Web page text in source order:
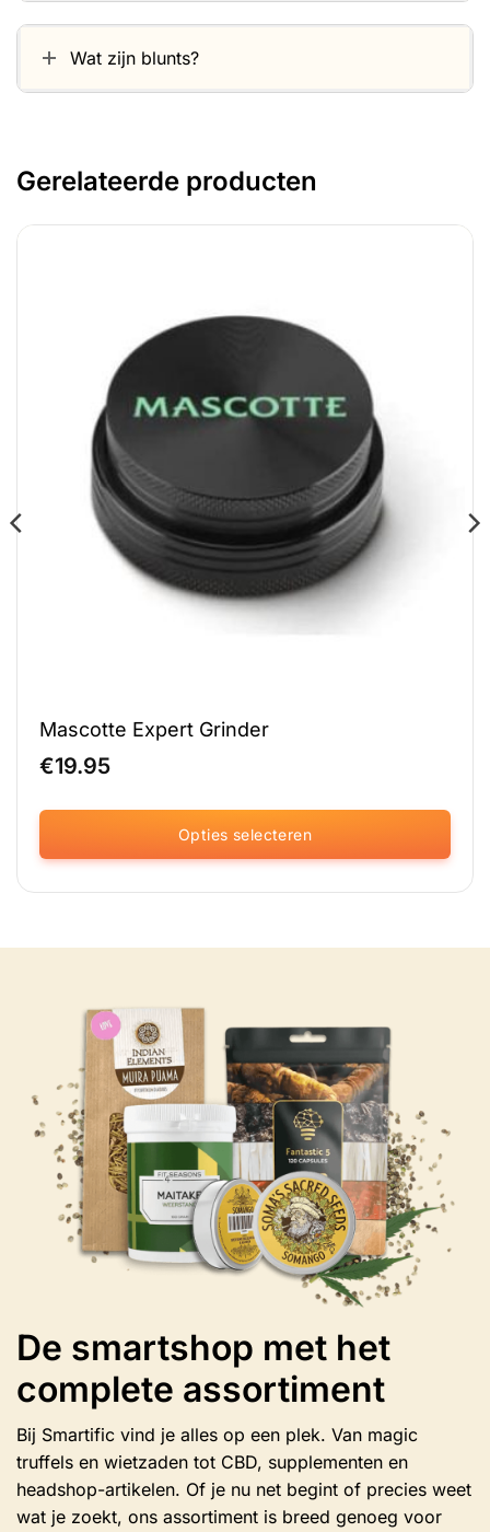
Wat zijn blunts?
Gerelateerde producten
Mascotte Expert Grinder
€19.95
Opties selecteren
Dit
product
worden
op
de
productpagina
De smartshop met het
complete assortiment
Bij Smartific vind je alles op een plek. Van magic
truffels en wietzaden tot CBD, supplementen en
headshop-artikelen. Of je nu net begint of precies weet
wat je zoekt, ons assortiment is breed genoeg voor